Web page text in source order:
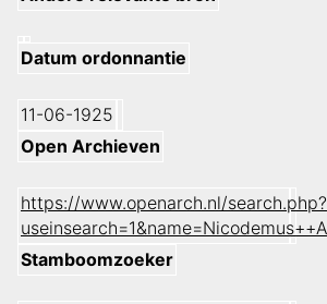
Datum ordonnantie
11-06-1925
Open Archieven
https://www.openarch.nl/search.php?
Stamboomzoeker